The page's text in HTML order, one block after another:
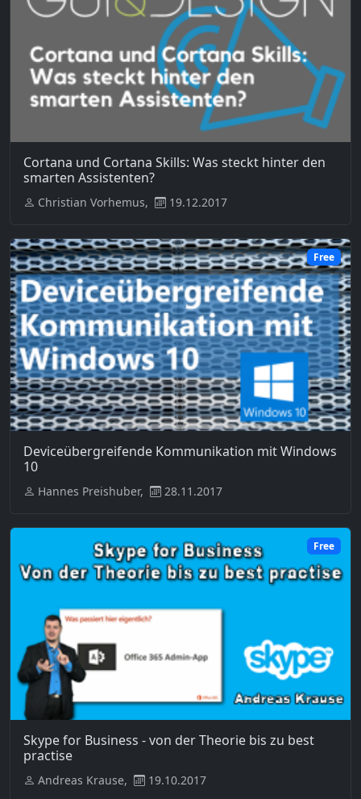
Cortana und Cortana Skills: Was steckt hinter den
smarten Assistenten?
Christian Vorhemus, 19.12.2017
Free
Deviceübergreifende Kommunikation mit Windows
10
Hannes Preishuber, 28.11.2017
Free
Skype for Business - von der Theorie bis zu best
practise
Andreas Krause, 19.10.2017